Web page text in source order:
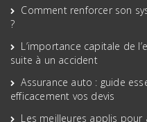
Comment renforcer son
?
L’importance capitale de
suite à un accident
Assurance auto : guide
efficacement vos devis
Les meilleures applis pour